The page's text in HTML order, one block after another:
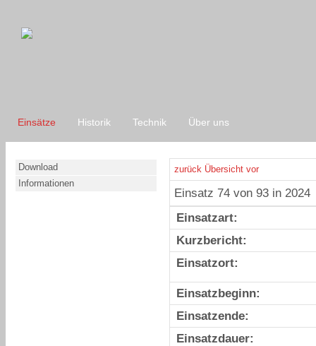
Einsätze Historik Technik Über uns
Download
Informationen
zurück Übersicht vor
Einsatz 74 von 93 in 2024
Einsatzart:
Kurzbericht:
Einsatzort:
Einsatzbeginn:
Einsatzende:
Einsatzdauer: